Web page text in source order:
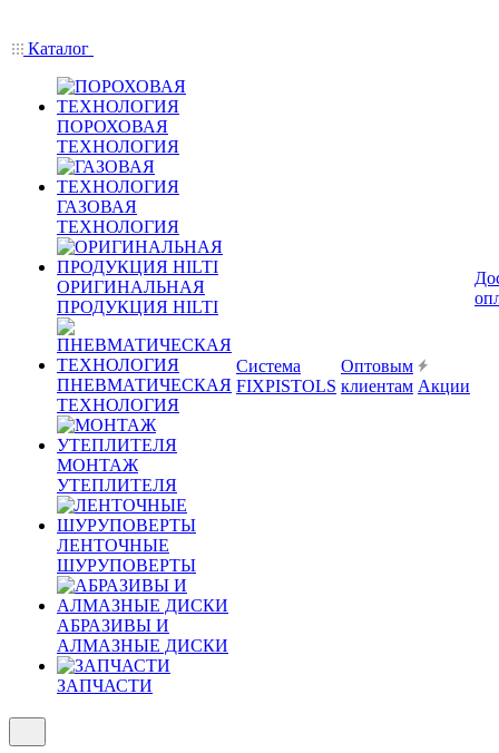
Каталог
ПОРОХОВАЯ
ТЕХНОЛОГИЯ
ГАЗОВАЯ
ТЕХНОЛОГИЯ
ОРИГИНАЛЬНАЯ
ПРОДУКЦИЯ HILTI
ПНЕВМАТИЧЕСКАЯ
ТЕХНОЛОГИЯ
МОНТАЖ
УТЕПЛИТЕЛЯ
ЛЕНТОЧНЫЕ
ШУРУПОВЕРТЫ
АБРАЗИВЫ И
АЛМАЗНЫЕ ДИСКИ
ЗАПЧАСТИ
Система
FIXPISTOLS
Оптовым
клиентам Акции